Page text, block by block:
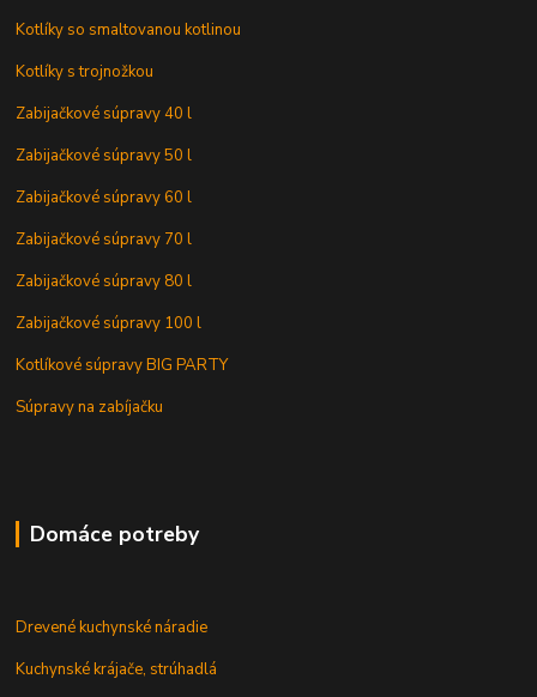
Kotlíky so smaltovanou kotlinou
Kotlíky s trojnožkou
Zabijačkové súpravy 40 l
Zabijačkové súpravy 50 l
Zabijačkové súpravy 60 l
Zabijačkové súpravy 70 l
Zabijačkové súpravy 80 l
Zabijačkové súpravy 100 l
Kotlíkové súpravy BIG PARTY
Súpravy na zabíjačku
Domáce potreby
Drevené kuchynské náradie
Kuchynské krájače, strúhadlá